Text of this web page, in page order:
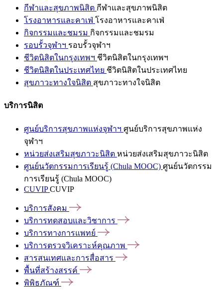
กีฬาและสุขภาพนิสิต กีฬาและสุขภาพนิสิต
โรงอาหารและคาเฟ่ โรงอาหารและคาเฟ่
กิจกรรมและชมรม กิจกรรมและชมรม
รอบรั้วจุฬาฯ รอบรั้วจุฬาฯ
ชีวิตนิสิตในกรุงเทพฯ ชีวิตนิสิตในกรุงเทพฯ
ชีวิตนิสิตในประเทศไทย ชีวิตนิสิตในประเทศไทย
สุขภาวะทางใจนิสิต สุขภาวะทางใจนิสิต
บริการนิสิต
ศูนย์บริการสุขภาพแห่งจุฬาฯ ศูนย์บริการสุขภาพแห่ง
จุฬาฯ
หน่วยส่งเสริมสุขภาวะนิสิต หน่วยส่งเสริมสุขภาวะนิสิต
ศูนย์นวัตกรรมการเรียนรู้ (Chula MOOC) ศูนย์นวัตกรรม
การเรียนรู้ (Chula MOOC)
CUVIPCUVIP
บริการสังคม
บริการทดสอบและวิชาการ
บริการทางการแพทย์
บริการตรวจวิเคราะห์คุณภาพ
สารสนเทศและการสื่อสาร
พื้นที่สร้างสรรค์
พิพิธภัณฑ์